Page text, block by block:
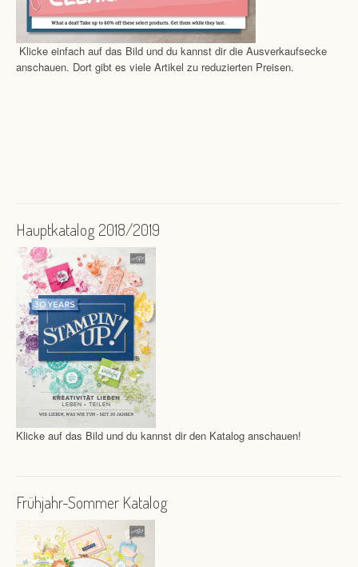
Klicke einfach auf das Bild und du kannst dir die Ausverkaufsecke
anschauen. Dort gibt es viele Artikel zu reduzierten Preisen.
Hauptkatalog 2018/2019
Klicke auf das Bild und du kannst dir den Katalog anschauen!
Frühjahr-Sommer Katalog